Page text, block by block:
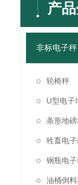
产
非标电子秤
轮椅秤
U型电子
条形地
牲畜电
钢瓶电
油桶倒料